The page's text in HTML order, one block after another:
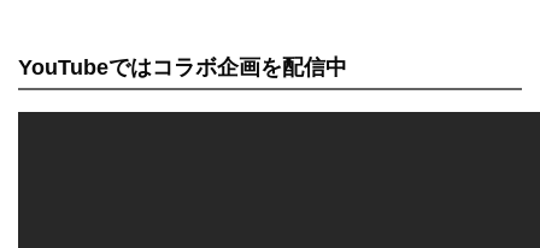
YouTubeではコラボ企画を配信中